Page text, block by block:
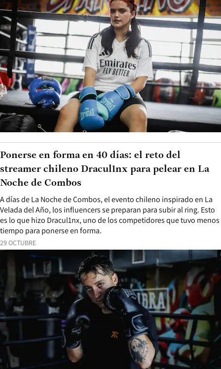
29 OCTUBRE
A días de La Noche de Combos, el evento chileno inspirado en La
Velada del Año, los influencers se preparan para subir al ring. Esto
es lo que hizo Dracul1nx, uno de los competidores que tuvo menos
tiempo para ponerse en forma.
Ponerse en forma en 40 días: el reto del
streamer chileno Dracul1nx para pelear en La
Noche de Combos